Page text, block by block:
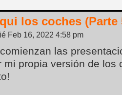
los coches (Parte
Feb 16, 2022 4:58 pm
las
mi propia versión de los